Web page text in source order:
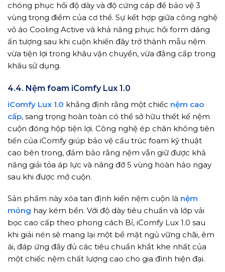
chóng phục hồi độ dày và độ cứng cáp để bảo vệ 3
vùng trọng điểm của cơ thể. Sự kết hợp giữa công nghệ
vỏ áo Cooling Active và khả năng phục hồi form dáng
ấn tượng sau khi cuộn khiến đây trở thành mẫu nệm
vừa tiện lợi trong khâu vận chuyển, vừa đẳng cấp trong
khâu sử dụng.
4.4. Nệm foam iComfy Lux 1.0
iComfy Lux 1.0 khẳng định rằng một chiếc nệm cao
cấp, sang trọng hoàn toàn có thể sở hữu thiết kế nệm
cuộn đóng hộp tiện lợi. Công nghệ ép chân không tiên
tiến của iComfy giúp bảo vệ cấu trúc foam kỹ thuật
cao bên trong, đảm bảo rằng nệm vẫn giữ được khả
năng giải tỏa áp lực và nâng đỡ 5 vùng hoàn hảo ngay
sau khi được mở cuộn.
Sản phẩm này xóa tan định kiến nệm cuộn là nệm
mỏng hay kém bền. Với độ dày tiêu chuẩn và lớp vải
bọc cao cấp theo phong cách Bỉ, iComfy Lux 1.0 sau
khi giải nén sẽ mang lại một bề mặt ngủ vững chãi, êm
ái, đáp ứng đầy đủ các tiêu chuẩn khắt khe nhất của
một chiếc nệm chất lượng cao cho gia đình hiện đại.